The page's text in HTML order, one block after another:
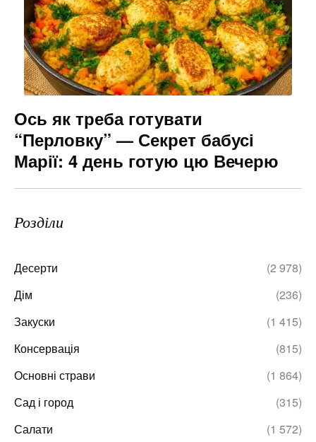
Ось як треба готувати
“Перловку” — Секрет бабусі
Марії: 4 день готую цю Вечерю
Розділи
Десерти
(2 978)
Дім
(236)
Закуски
(1 415)
Консервація
(815)
Основні страви
(1 864)
Сад і город
(315)
Салати
(1 572)